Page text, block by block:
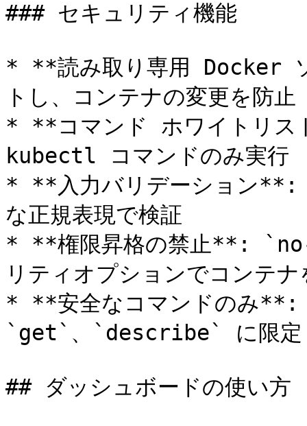
### セキュリティ機能
* **読み取り専用 Docker
トし、コンテナの変更を防止
* **コマンド ホワイトリ
kubectl コマンドのみ実行
* **入力バリデーション**:
な正規表現で検証
* **権限昇格の禁止**:
リティオプションでコンテナ
* **安全なコマンドのみ
`get`、`describe` に限定
## ダッシュボードの使い方